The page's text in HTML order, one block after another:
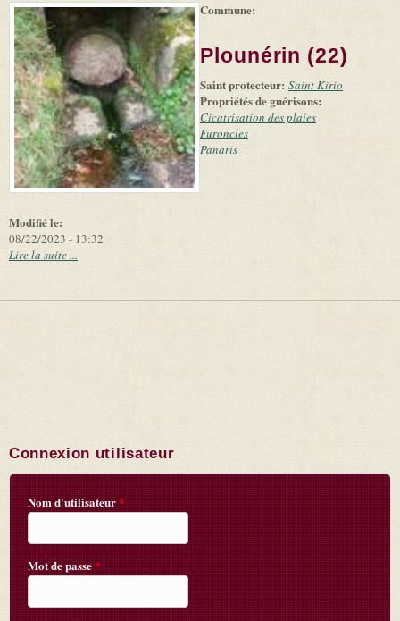
-
Leaflet (link is
|
Tiles
(link is
external)
©
Microsoft
and
suppliers
Modifié le:
08/22/2023 - 13:32
Commune:
Plounérin (22)
Saint protecteur: Saint Kirio
Propriétés de guérisons:
Cicatrisation des plaies
Furoncles
Panaris
Lire la suite ...
Connexion utilisateur
Nom d'utilisateur*
Mot de passe*